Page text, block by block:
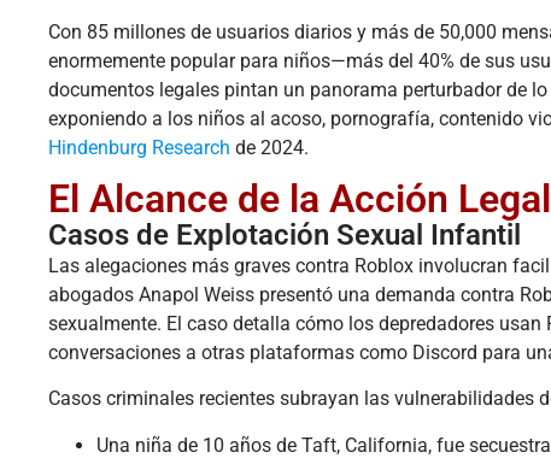
Con 85 millones de usuarios diarios y más de 50,000
enormemente popular para niños—más del 40% de sus
documentos legales pintan un panorama perturbador de
exponiendo a los niños al acoso, pornografía, contenido
Hindenburg Research de 2024.
El Alcance de la Acción
Casos de Explotación Sexual Infantil
Las alegaciones más graves contra Roblox involucran
abogados Anapol Weiss presentó una demanda contra
sexualmente. El caso detalla cómo los depredadores
conversaciones a otras plataformas como Discord para
Casos criminales recientes subrayan las vulnerabilidades
Una niña de 10 años de Taft, California, fue